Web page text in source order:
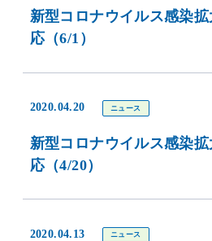
新型コロナウイルス感染
応（6/1）
2020.04.20 ニュース
新型コロナウイルス感染
応（4/20）
2020.04.13 ニュース